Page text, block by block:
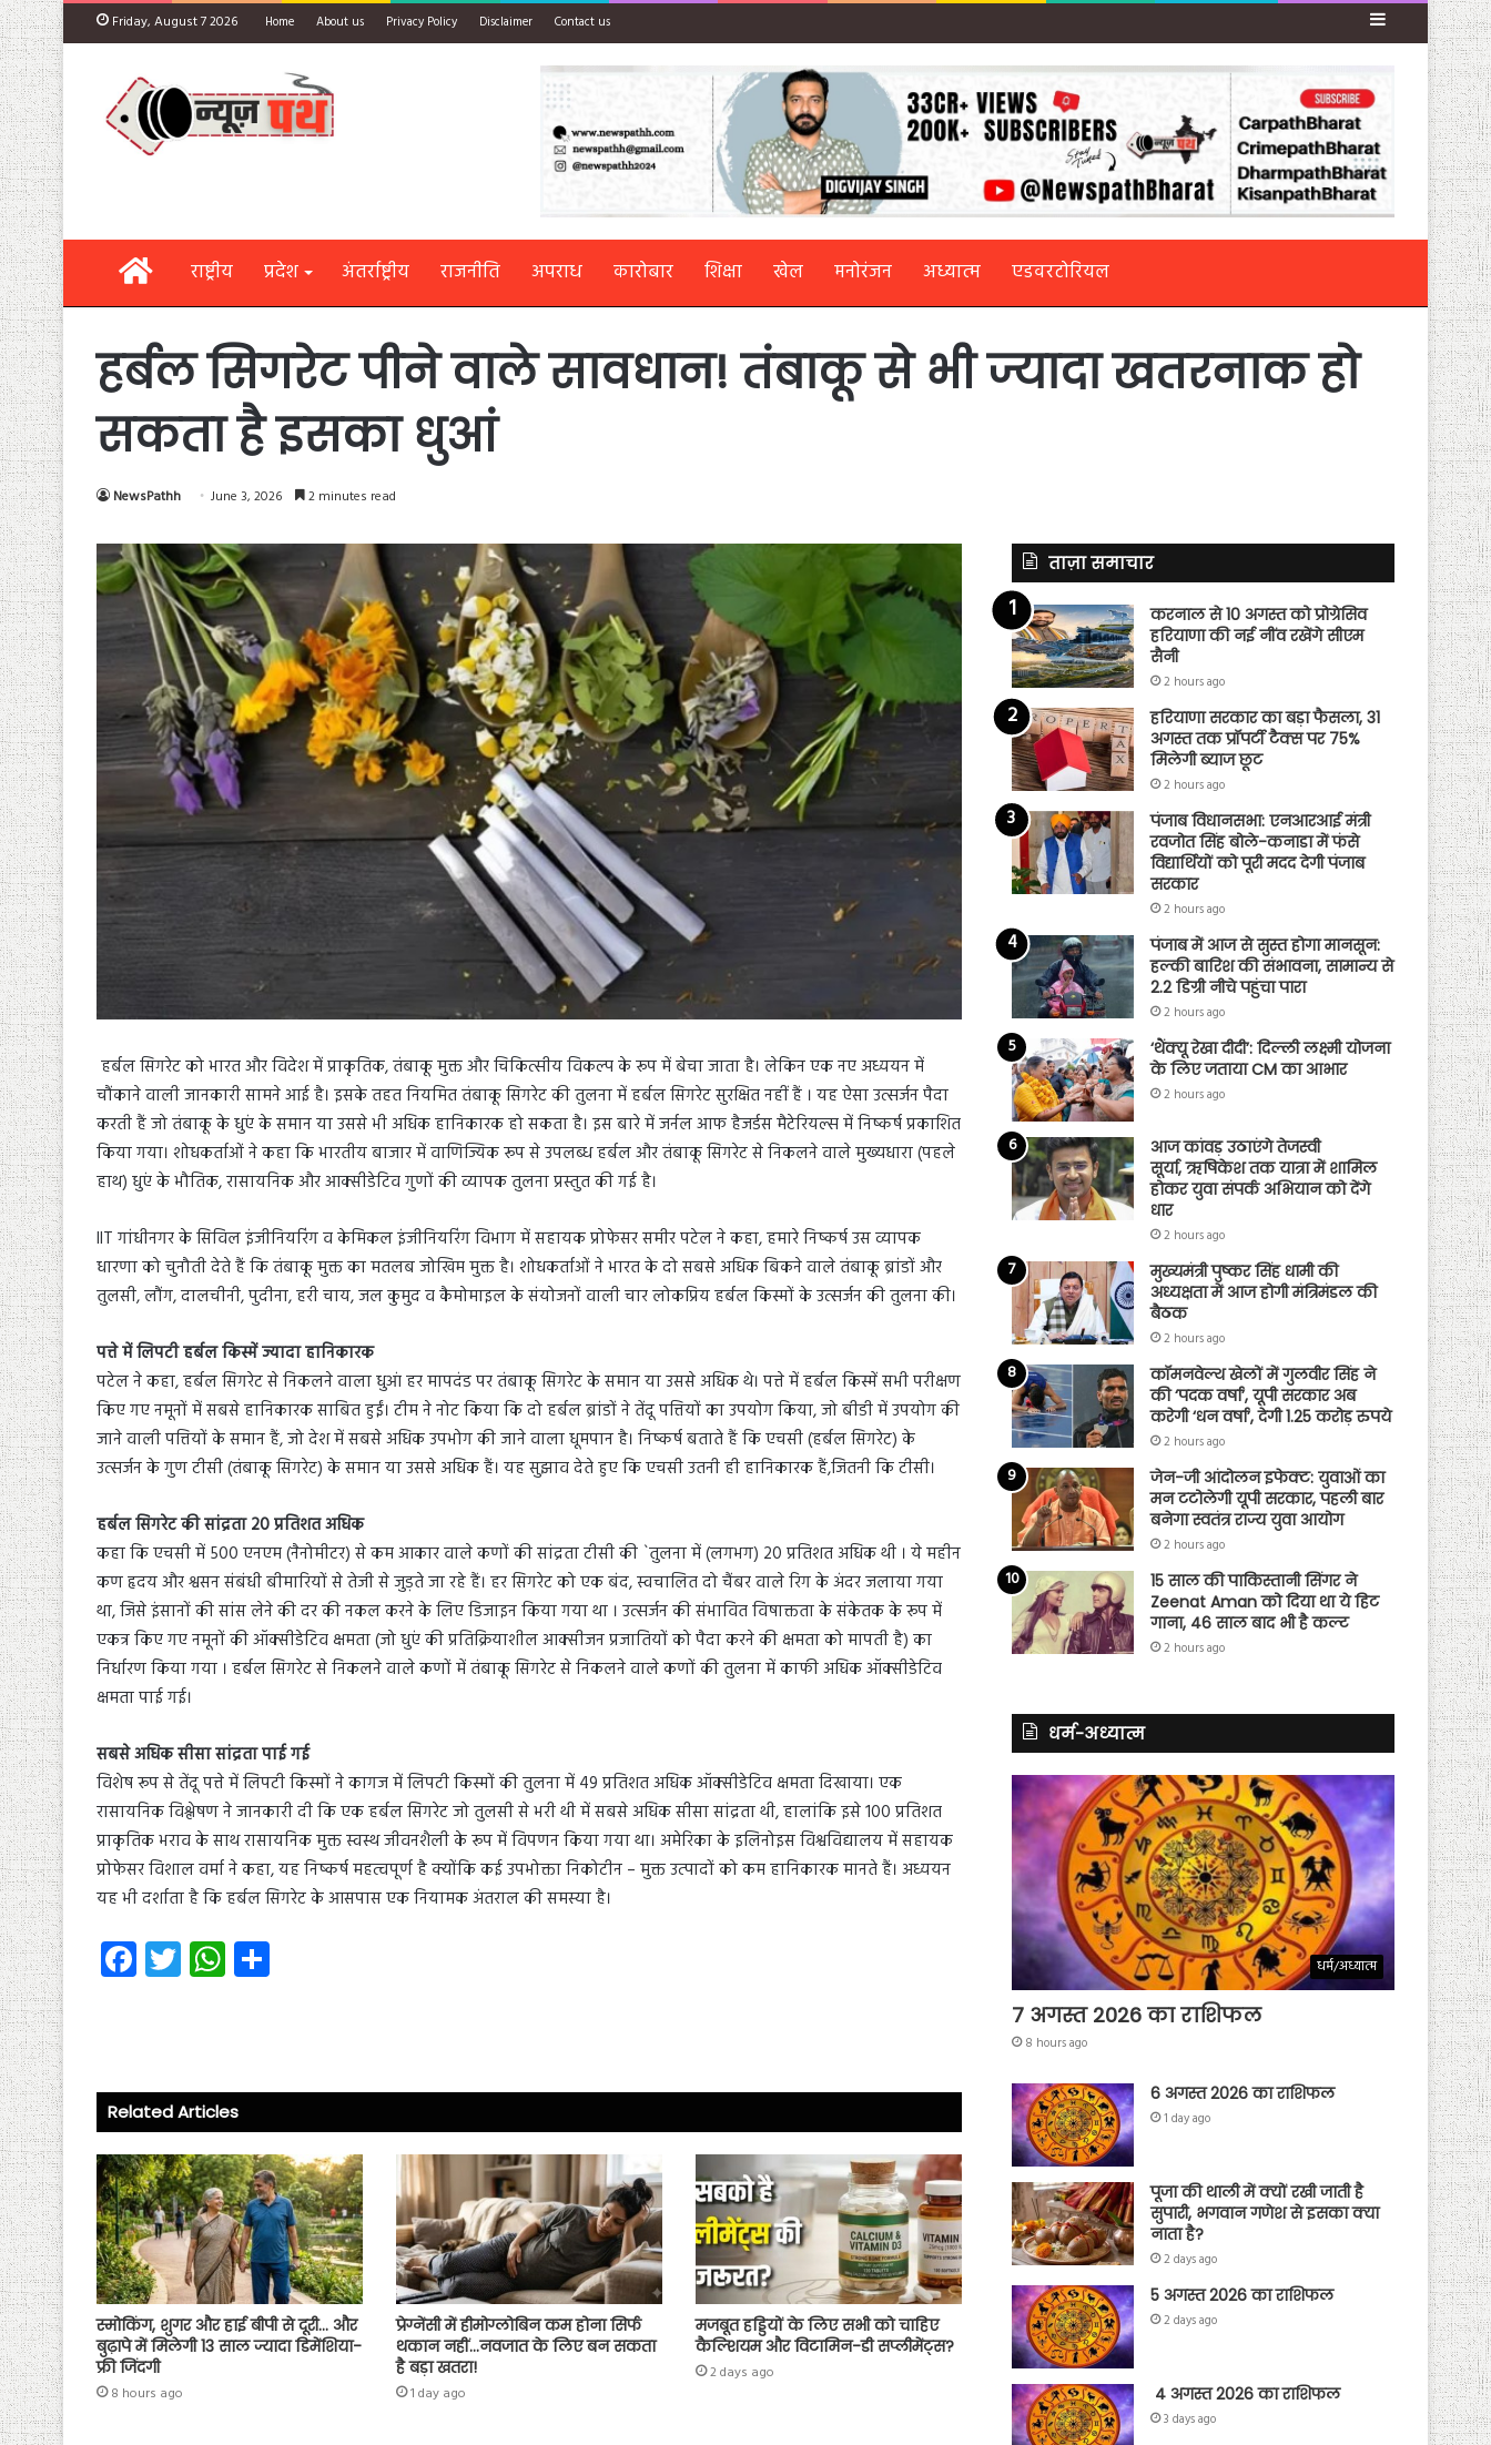
Friday, August 7 2026 Home About us Privacy Policy Disclaimer Contact us Sidebar
Homeराष्ट्रीय प्रदेश अंतर्राष्ट्रीय राजनीति अपराध कारोबार शिक्षा खेल मनोरंजन अध्यात्म एडवरटोरियल
हर्बल सिगरेट पीने वाले सावधान! तंबाकू से भी ज्यादा खतरनाक हो
सकता है इसका धुआं
NewsPathh June 3, 2026 2 minutes read
हर्बल सिगरेट को भारत और विदेश में प्राकृतिक, तंबाकू मुक्त और चिकित्सीय विकल्प के रूप में बेचा जाता है। लेकिन एक नए अध्ययन में
चौंकाने वाली जानकारी सामने आई है। इसके तहत नियमित तंबाकू सिगरेट की तुलना में हर्बल सिगरेट सुरक्षित नहीं हैं । यह ऐसा उत्सर्जन पैदा
करती हैं जो तंबाकू के धुएं के समान या उससे भी अधिक हानिकारक हो सकता है। इस बारे में जर्नल आफ हैजर्डस मैटेरियल्स में निष्कर्ष प्रकाशित
किया गया। शोधकर्ताओं ने कहा कि भारतीय बाजार में वाणिज्यिक रूप से उपलब्ध हर्बल और तंबाकू सिगरेट से निकलने वाले मुख्यधारा (पहले
हाथ) धुएं के भौतिक, रासायनिक और आक्सीडेटिव गुणों की व्यापक तुलना प्रस्तुत की गई है।
IIT गांधीनगर के सिविल इंजीनियरिंग व केमिकल इंजीनियरिंग विभाग में सहायक प्रोफेसर समीर पटेल ने कहा, हमारे निष्कर्ष उस व्यापक
धारणा को चुनौती देते हैं कि तंबाकू मुक्त का मतलब जोखिम मुक्त है। शोधकर्ताओं ने भारत के दो सबसे अधिक बिकने वाले तंबाकू ब्रांडों और
तुलसी, लौंग, दालचीनी, पुदीना, हरी चाय, जल कुमुद व कैमोमाइल के संयोजनों वाली चार लोकप्रिय हर्बल किस्मों के उत्सर्जन की तुलना की।
पत्ते में लिपटी हर्बल किस्में ज्यादा हानिकारक
पटेल ने कहा, हर्बल सिगरेट से निकलने वाला धुआं हर मापदंड पर तंबाकू सिगरेट के समान या उससे अधिक थे। पत्ते में हर्बल किस्में सभी परीक्षण
किए गए नमूनों में सबसे हानिकारक साबित हुईं। टीम ने नोट किया कि दो हर्बल ब्रांडों ने तेंदू पत्तियों का उपयोग किया, जो बीडी में उपयोग की
जाने वाली पत्तियों के समान हैं, जो देश में सबसे अधिक उपभोग की जाने वाला धूमपान है। निष्कर्ष बताते हैं कि एचसी (हर्बल सिगरेट) के
उत्सर्जन के गुण टीसी (तंबाकू सिगरेट) के समान या उससे अधिक हैं। यह सुझाव देते हुए कि एचसी उतनी ही हानिकारक हैं,जितनी कि टीसी।
हर्बल सिगरेट की सांद्रता 20 प्रतिशत अधिक
कहा कि एचसी में 500 एनएम (नैनोमीटर) से कम आकार वाले कणों की सांद्रता टीसी की `तुलना में (लगभग) 20 प्रतिशत अधिक थी । ये महीन
कण हृदय और श्वसन संबंधी बीमारियों से तेजी से जुड़ते जा रहे हैं। हर सिगरेट को एक बंद, स्वचालित दो चैंबर वाले रिग के अंदर जलाया गया
था, जिसे इंसानों की सांस लेने की दर की नकल करने के लिए डिजाइन किया गया था । उत्सर्जन की संभावित विषाक्तता के संकेतक के रूप में
एकत्र किए गए नमूनों की ऑक्सीडेटिव क्षमता (जो धुएं की प्रतिक्रियाशील आक्सीजन प्रजातियों को पैदा करने की क्षमता को मापती है) का
निर्धारण किया गया । हर्बल सिगरेट से निकलने वाले कणों में तंबाकू सिगरेट से निकलने वाले कणों की तुलना में काफी अधिक ऑक्सीडेटिव
क्षमता पाई गई।
सबसे अधिक सीसा सांद्रता पाई गई
विशेष रूप से तेंदू पत्ते में लिपटी किस्मों ने कागज में लिपटी किस्मों की तुलना में 49 प्रतिशत अधिक ऑक्सीडेटिव क्षमता दिखाया। एक
रासायनिक विश्लेषण ने जानकारी दी कि एक हर्बल सिगरेट जो तुलसी से भरी थी में सबसे अधिक सीसा सांद्रता थी, हालांकि इसे 100 प्रतिशत
प्राकृतिक भराव के साथ रासायनिक मुक्त स्वस्थ जीवनशैली के रूप में विपणन किया गया था। अमेरिका के इलिनोइस विश्वविद्यालय में सहायक
प्रोफेसर विशाल वर्मा ने कहा, यह निष्कर्ष महत्वपूर्ण है क्योंकि कई उपभोक्ता निकोटीन – मुक्त उत्पादों को कम हानिकारक मानते हैं। अध्ययन
यह भी दर्शाता है कि हर्बल सिगरेट के आसपास एक नियामक अंतराल की समस्या है।
Fa
ce
ok
T
wi
W
ha
p
p
Related Articles
स्मोकिंग, शुगर और हाई बीपी से दूरी… और
बुढ़ापे में मिलेगी 13 साल ज्यादा डिमेंशिया-
फ्री जिंदगी
8 hours ago
प्रेग्नेंसी में हीमोग्लोबिन कम होना सिर्फ
थकान नहीं…नवजात के लिए बन सकता
है बड़ा खतरा!
1 day ago
मजबूत हड्डियों के लिए सभी को चाहिए
कैल्शियम और विटामिन-डी सप्लीमेंट्स?
2 days ago
ताज़ा समाचार
करनाल से 10 अगस्त को प्रोग्रेसिव
हरियाणा की नई नींव रखेंगे सीएम
सैनी
2 hours ago
हरियाणा सरकार का बड़ा फैसला, 31
अगस्त तक प्रॉपर्टी टैक्स पर 75%
मिलेगी ब्याज छूट
2 hours ago
पंजाब विधानसभा: एनआरआई मंत्री
रवजोत सिंह बोले-कनाडा में फंसे
विद्यार्थियों को पूरी मदद देगी पंजाब
सरकार
2 hours ago
पंजाब में आज से सुस्त होगा मानसून:
हल्की बारिश की संभावना, सामान्य से
2.2 डिग्री नीचे पहुंचा पारा
2 hours ago
‘थैंक्यू रेखा दीदी’: दिल्ली लक्ष्मी योजना
के लिए जताया CM का आभार
2 hours ago
आज कांवड़ उठाएंगे तेजस्वी
सूर्या, ऋषिकेश तक यात्रा में शामिल
होकर युवा संपर्क अभियान को देंगे
धार
2 hours ago
मुख्यमंत्री पुष्कर सिंह धामी की
अध्यक्षता में आज होगी मंत्रिमंडल की
बैठक
2 hours ago
कॉमनवेल्थ खेलों में गुलवीर सिंह ने
की ‘पदक वर्षा’, यूपी सरकार अब
करेगी ‘धन वर्षा’, देगी 1.25 करोड़ रुपये
2 hours ago
जेन-जी आंदोलन इफेक्ट: युवाओं का
मन टटोलेगी यूपी सरकार, पहली बार
बनेगा स्वतंत्र राज्य युवा आयोग
2 hours ago
15 साल की पाकिस्तानी सिंगर ने
Zeenat Aman को दिया था ये हिट
गाना, 46 साल बाद भी है कल्ट
2 hours ago
धर्म-अध्यात्म
धर्म/अध्यात्म
7 अगस्त 2026 का राशिफल
8 hours ago
6 अगस्त 2026 का राशिफल
1 day ago
पूजा की थाली में क्यों रखी जाती है
सुपारी, भगवान गणेश से इसका क्या
नाता है?
2 days ago
5 अगस्त 2026 का राशिफल
2 days ago
4 अगस्त 2026 का राशिफल
3 days ago